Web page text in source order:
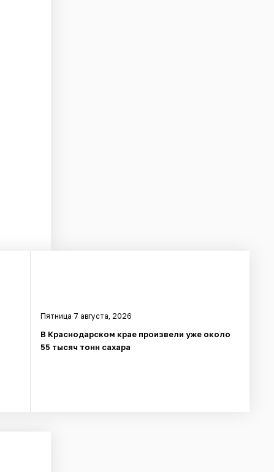
Пятница 7 августа, 2026
В Краснодарском крае произвели уже около
55 тысяч тонн сахара